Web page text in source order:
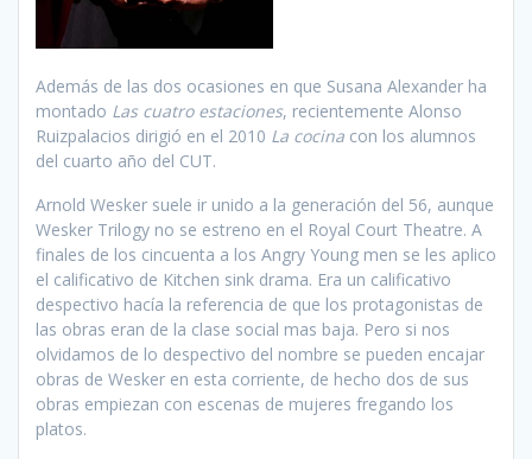
Además de las dos ocasiones en que Susana Alexander ha
montado Las cuatro estaciones, recientemente Alonso
Ruizpalacios dirigió en el 2010 La cocina con los alumnos
del cuarto año del CUT.
Arnold Wesker suele ir unido a la generación del 56, aunque
Wesker Trilogy no se estreno en el Royal Court Theatre. A
finales de los cincuenta a los Angry Young men se les aplico
el calificativo de Kitchen sink drama. Era un calificativo
despectivo hacía la referencia de que los protagonistas de
las obras eran de la clase social mas baja. Pero si nos
olvidamos de lo despectivo del nombre se pueden encajar
obras de Wesker en esta corriente, de hecho dos de sus
obras empiezan con escenas de mujeres fregando los
platos.